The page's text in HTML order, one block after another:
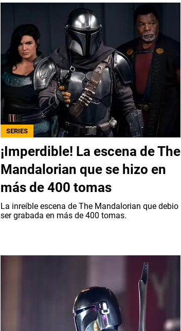
SERIES
¡Imperdible! La escena de The
Mandalorian que se hizo en
más de 400 tomas
La inreíble escena de The Mandalorian que debio
ser grabada en más de 400 tomas.